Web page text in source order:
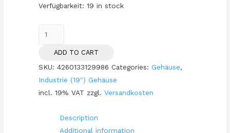
Verfügbarkeit: 19 in stock
Tech
4U-
IPC
4129-
quantity
ADD TO CART
SKU:4260133129986 Categories:Gehäuse,
Industrie (19") Gehäuse
incl. 19% VAT zzgl.Versandkosten
Description
Additional information